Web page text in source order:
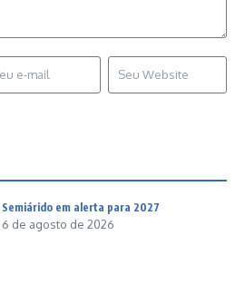
Semiárido em alerta para 2027
6 de agosto de 2026